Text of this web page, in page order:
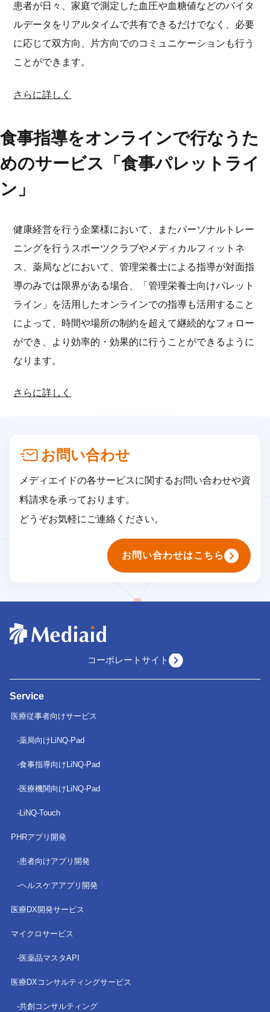
患者が日々、家庭で測定した血圧や血糖値などのバイタ
ルデータをリアルタイムで共有できるだけでなく、必要
に応じて双方向、片方向でのコミュニケーションも行う
ことができます。
さらに詳しく
食事指導をオンラインで行なうた
めのサービス「食事パレットライ
ン」
健康経営を行う企業様において、またパーソナルトレー
ニングを行うスポーツクラブやメディカルフィットネ
ス、薬局などにおいて、管理栄養士による指導が対面指
導のみでは限界がある場合、「管理栄養士向けパレット
ライン」を活用したオンラインでの指導も活用すること
によって、時間や場所の制約を超えて継続的なフォロー
ができ、より効率的・効果的に行うことができるように
なります。
さらに詳しく
お問い合わせ
メディエイドの各サービスに関するお問い合わせや資
料請求を承っております。
どうぞお気軽にご連絡ください。
お問い合わせはこちら
コーポレートサイト
Service
医療従事者向けサービス
薬局向けLiNQ-Pad
食事指導向けLiNQ-Pad
医療機関向けLiNQ-Pad
LiNQ-Touch
PHRアプリ開発
患者向けアプリ開発
ヘルスケアアプリ開発
医療DX開発サービス
マイクロサービス
医薬品マスタAPI
医療DXコンサルティングサービス
共創コンサルティング